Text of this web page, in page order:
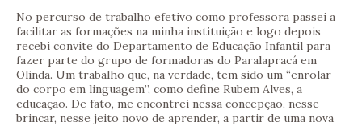
No percurso de trabalho efetivo como professora passei a
facilitar as formações na minha instituição e logo depois
recebi convite do Departamento de Educação Infantil para
fazer parte do grupo de formadoras do Paralapracá em
Olinda. Um trabalho que, na verdade, tem sido um “enrolar
do corpo em linguagem”, como define Rubem Alves, a
educação. De fato, me encontrei nessa concepção, nesse
brincar, nesse jeito novo de aprender, a partir de uma nova